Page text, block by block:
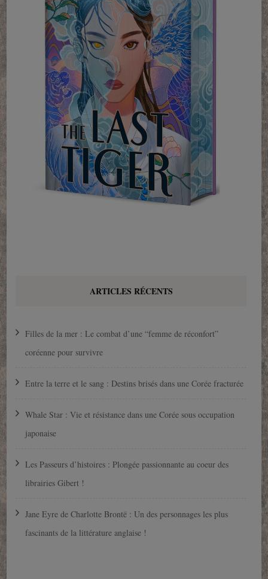
ARTICLES RÉCENTS
Filles de la mer : Le combat d’une “femme de réconfort”
coréenne pour survivre
Entre la terre et le sang : Destins brisés dans une Corée fracturée
Whale Star : Vie et résistance dans une Corée sous occupation
japonaise
Les Passeurs d’histoires : Plongée passionnante au coeur des
librairies Gibert !
Jane Eyre de Charlotte Brontë : Un des personnages les plus
fascinants de la littérature anglaise !